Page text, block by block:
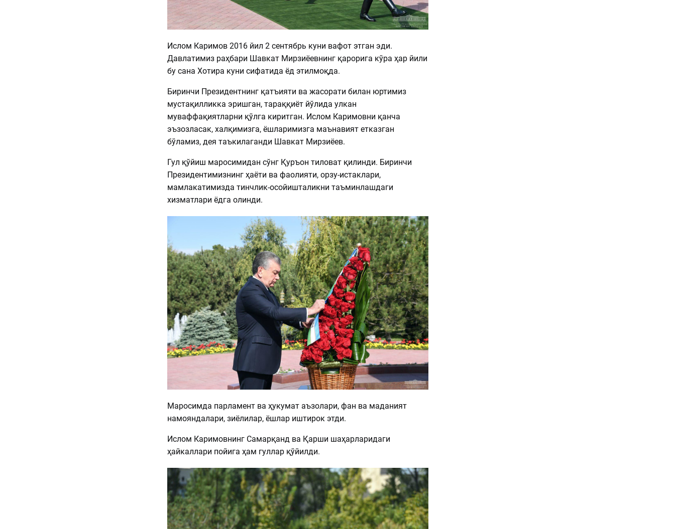
Ислом Каримов 2016 йил 2 сентябрь куни вафот этган эди.
Давлатимиз раҳбари Шавкат Мирзиёевнинг қарорига кўра ҳар йили
бу сана Хотира куни сифатида ёд этилмоқда.
Биринчи Президентнинг қатъияти ва жасорати билан юртимиз
мустақилликка эришган, тараққиёт йўлида улкан
муваффақиятларни қўлга киритган. Ислом Каримовни қанча
эъзозласак, халқимизга, ёшларимизга маънавият етказган
бўламиз, дея таъкилаганди Шавкат Мирзиёев.
Гул қўйиш маросимидан сўнг Қуръон тиловат қилинди. Биринчи
Президентимизнинг ҳаёти ва фаолияти, орзу-истаклари,
мамлакатимизда тинчлик-осойишталикни таъминлашдаги
хизматлари ёдга олинди.
Маросимда парламент ва ҳукумат аъзолари, фан ва маданият
намояндалари, зиёлилар, ёшлар иштирок этди.
Ислом Каримовнинг Самарқанд ва Қарши шаҳарларидаги
ҳайкаллари пойига ҳам гуллар қўйилди.